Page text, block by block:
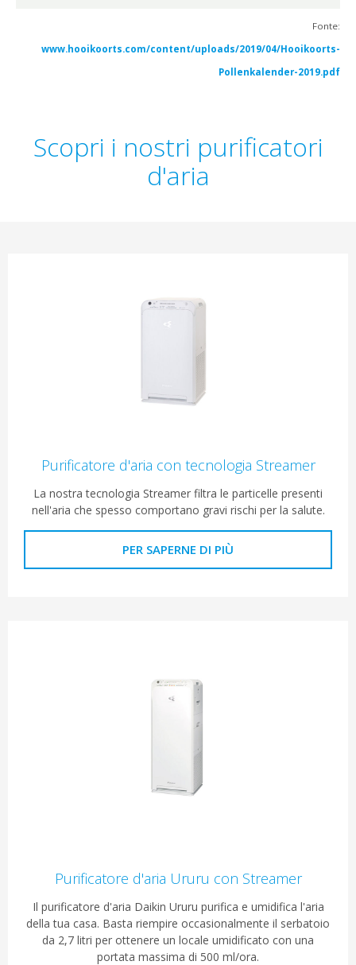
Fonte:
www.hooikoorts.com/content/uploads/2019/04/Hooikoorts-
Pollenkalender-2019.pdf
Scopri i nostri purificatori
d'aria
Purificatore d'aria con tecnologia Streamer
La nostra tecnologia Streamer filtra le particelle presenti
nell'aria che spesso comportano gravi rischi per la salute.
PER SAPERNE DI PIÙ
Purificatore d'aria Ururu con Streamer
Il purificatore d'aria Daikin Ururu purifica e umidifica l'aria
della tua casa. Basta riempire occasionalmente il serbatoio
da 2,7 litri per ottenere un locale umidificato con una
portata massima di 500 ml/ora.